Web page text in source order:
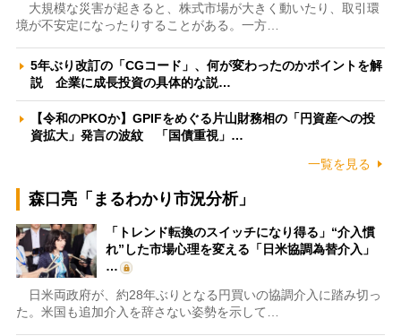
大規模な災害が起きると、株式市場が大きく動いたり、取引環
境が不安定になったりすることがある。一方…
5年ぶり改訂の「CGコード」、何が変わったのかポイントを解
説 企業に成長投資の具体的な説…
【令和のPKOか】GPIFをめぐる片山財務相の「円資産への投
資拡大」発言の波紋 「国債重視」…
一覧を見る
森口亮「まるわかり市況分析」
「トレンド転換のスイッチになり得る」“介入慣
れ”した市場心理を変える「日米協調為替介入」
…
日米両政府が、約28年ぶりとなる円買いの協調介入に踏み切っ
た。米国も追加介入を辞さない姿勢を示して…